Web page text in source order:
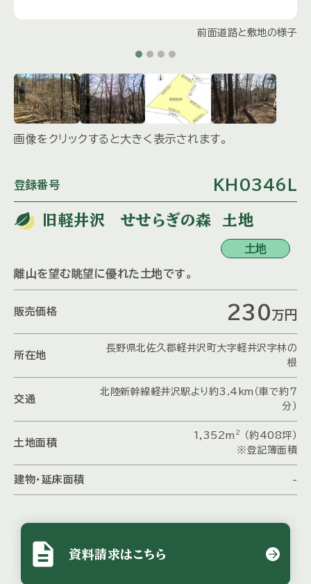
前面道路と敷地の様子
画像をクリックすると大きく表示されます。
登録番号 KH0346L
旧軽井沢 せせらぎの森 土地
土地
離山を望む眺望に優れた土地です。
販売価格 230万 円
所在地
長野県北佐久郡軽井沢町大字軽井沢字林の
根
交通
北陸新幹線軽井沢駅より約3.4km（車で約7
分）
土地面積
1,352m 2
（約408坪）
※登記簿面積
建物・延床面積 -
description 資料請求はこちら